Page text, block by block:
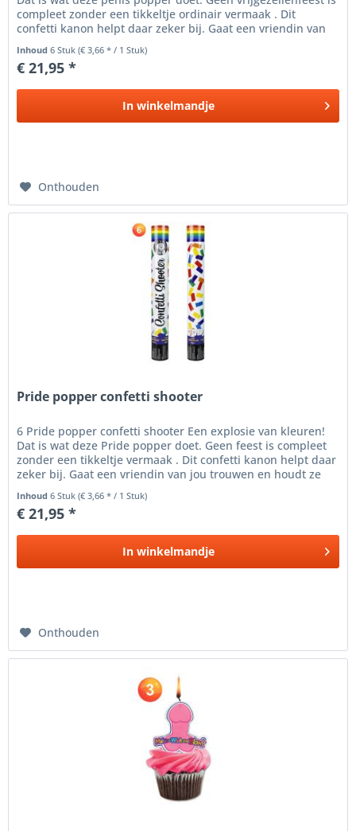
compleet zonder een tikkeltje ordinair vermaak . Dit
confetti kanon helpt daar zeker bij. Gaat een vriendin van
Inhoud6 Stuk(€ 3,66 * / 1 Stuk)
€ 21,95 *
In winkelmandje
Onthouden
Pride popper confetti shooter
6 Pride popper confetti shooter Een explosie van kleuren!
Dat is wat deze Pride popper doet. Geen feest is compleet
zonder een tikkeltje vermaak . Dit confetti kanon helpt daar
zeker bij. Gaat een vriendin van jou trouwen en houdt ze
Inhoud6 Stuk(€ 3,66 * / 1 Stuk)
€ 21,95 *
In winkelmandje
Onthouden